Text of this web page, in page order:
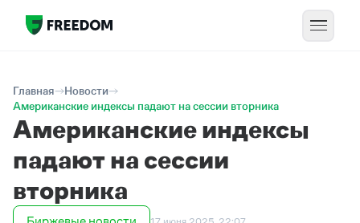
Главная
Новости
Американские индексы падают на сессии вторника
Американские индексы
падают на сессии
вторника